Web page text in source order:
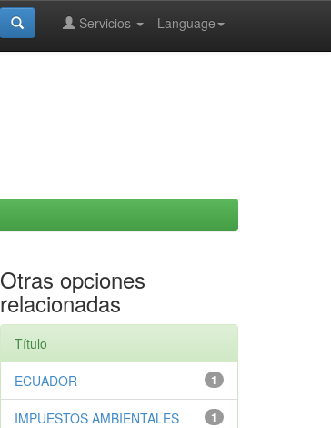
Language
Servicios
Otras opciones
relacionadas
Título
1
ECUADOR
1
IMPUESTOS AMBIENTALES